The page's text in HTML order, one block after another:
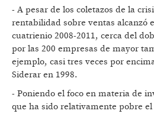
- A pesar de los coletazos de la
rentabilidad sobre ventas alcanzó
cuatrienio 2008-2011, cerca del
por las 200 empresas de mayor
ejemplo, casi tres veces por
Siderar en 1998.
- Poniendo el foco en materia de
que ha sido relativamente pobre el